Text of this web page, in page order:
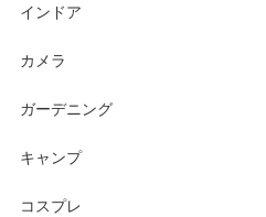
インドア
カメラ
ガーデニング
キャンプ
コスプレ